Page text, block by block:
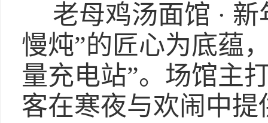
老母鸡汤面馆 ·
慢炖”的匠心为底蕴
量充电站”。场馆主
客在寒夜与欢闹中